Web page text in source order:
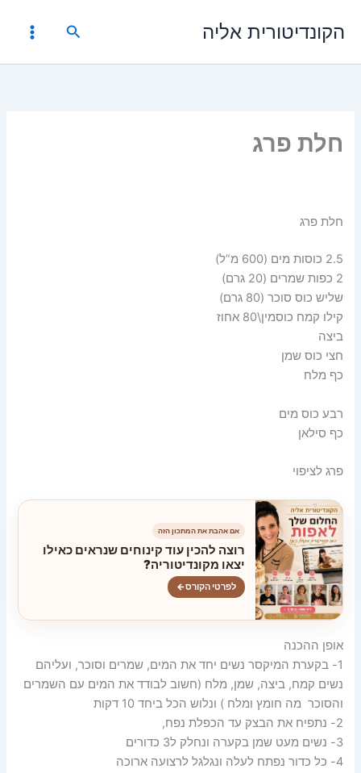
לתוכןהקונדיטורית אליה חיפוש
חלת פרג
חלת פרג
2.5 כוסות מים (600 מ”ל)
2 כפות שמרים (20 גרם)
שליש כוס סוכר (80 גרם)
קילו קמח כוסמין\80 אחוז
ביצה
חצי כוס שמן
כף מלח
רבע כוס מים
כף סילאן
פרג לציפוי
אם אהבת את המתכון הזה
רוצה להכין עוד קינוחים שנראים כאילו
יצאו מקונדיטוריה?
לפרטי הקורס←
אופן ההכנה
1- בקערת המיקסר נשים יחד את המים, שמרים וסוכר, ועליהם
נשים קמח, ביצה, שמן, מלח (חשוב לבודד את המים עם השמרים
והסוכר מה חומץ ומלח ) ונלוש הכל ביחד 10 דקות
2- נתפיח את הבצק עד הכפלת נפח,
3- נשים מעט שמן בקערה ונחלק ל3 כדורים
4- כל כדור נפתח לעלה ונגלגל לרצועה ארוכה